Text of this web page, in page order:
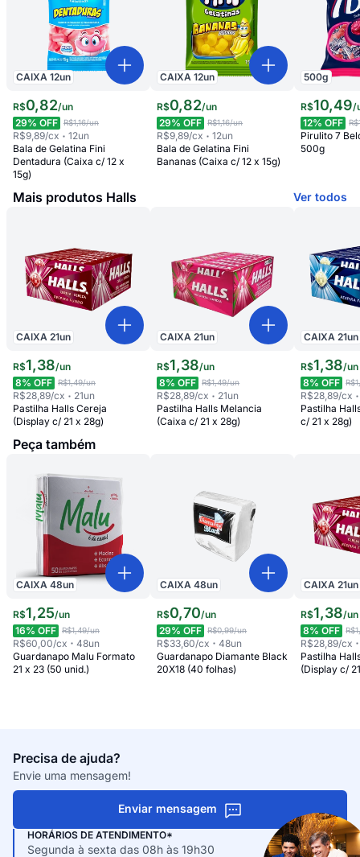
CAIXA 12un
R$0,82/un
29% OFF R$1,16/un
R$9,89/cx 12un
Bala de Gelatina Fini
Dentadura (Caixa c/ 12 x
15g)
CAIXA12un
R$0,82/un
29% OFF R$1,16/un
R$9,89/cx 12un
Bala de Gelatina Fini
Bananas (Caixa c/ 12 x 15g)
500g
R$10,49/
12% OFF
Pirulito 7
500g
Mais produtos Halls Ver todos
CAIXA 21un
R$1,38/un
8% OFF R$1,49/un
R$28,89/cx 21un
Pastilha Halls Cereja
(Display c/ 21 x 28g)
CAIXA21un
R$1,38/un
8% OFF R$1,49/un
R$28,89/cx 21un
Pastilha Halls Melancia
(Caixa c/ 21 x 28g)
CAIXA21un
R$1,38/un
8% OFF
R$28,89/cx
Pastilha
c/ 21 x 28g)
Peça também
CAIXA 48un
R$1,25/un
16% OFF R$1,49/un
R$60,00/cx 48un
Guardanapo Malu Formato
21 x 23 (50 unid.)
CAIXA48un
R$0,70/un
29% OFF R$0,99/un
R$33,60/cx 48un
Guardanapo Diamante Black
20X18 (40 folhas)
CAIXA21un
R$1,38/un
8% OFF
R$28,89/cx
Pastilha
(Display c/
Precisa de ajuda?
Envie uma mensagem!
Enviar mensagem
HORÁRIOS DE ATENDIMENTO*
Segunda à sexta das 08h às 19h30